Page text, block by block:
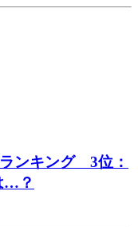
ンキング 3位：
…？